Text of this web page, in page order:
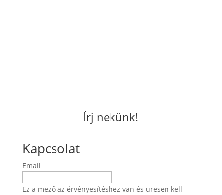
Írj nekünk!
Kapcsolat
Email
Ez a mező az érvényesítéshez van és üresen kell